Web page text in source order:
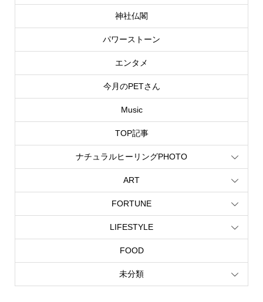
神社仏閣
パワーストーン
エンタメ
今月のPETさん
Music
TOP記事
ナチュラルヒーリングPHOTO
ART
FORTUNE
LIFESTYLE
FOOD
未分類